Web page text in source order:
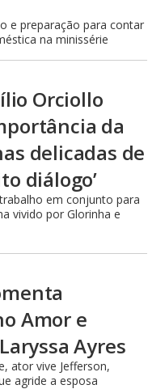
e preparação para contar
na minissérie
Orciollo
da
delicadas de
diálogo’
em conjunto para
vivido por Glorinha e
Amor e
Ayres
ator vive Jefferson,
agride a esposa